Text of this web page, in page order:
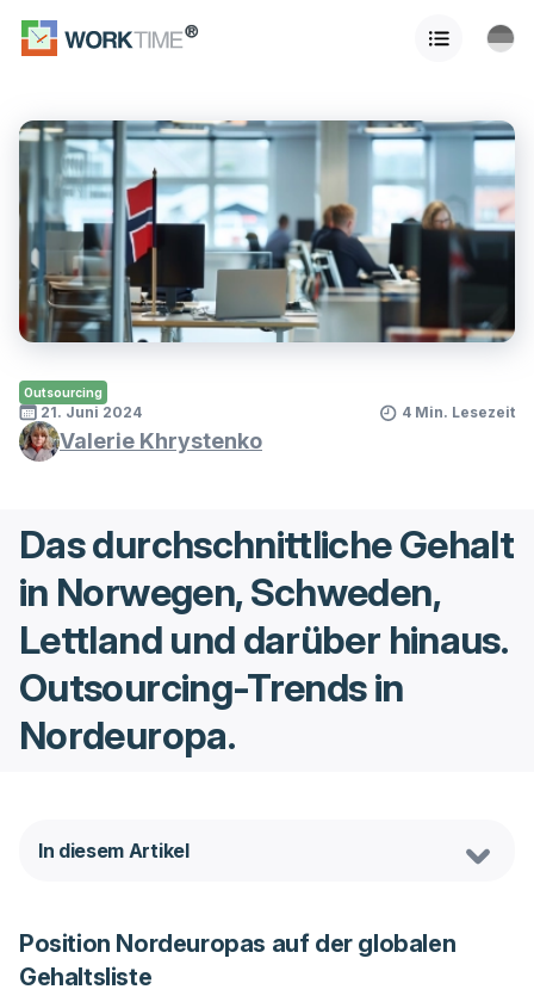
Outsourcing
21. Juni 2024 4 Min. Lesezeit
Valerie Khrystenko
Das durchschnittliche Gehalt
in Norwegen, Schweden,
Lettland und darüber hinaus.
Outsourcing-Trends in
Nordeuropa.
In diesem Artikel
Position Nordeuropas auf der globalen
Gehaltsliste